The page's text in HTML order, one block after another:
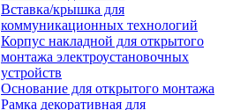
Вставка/крышка для
коммуникационных технологий
Корпус накладной для открытого
монтажа электроустановочных
устройств
Основание для открытого монтажа
Рамка декоративная для